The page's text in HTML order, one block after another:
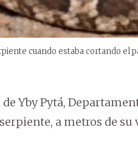
cuando estaba cortando el
Yby Pytá,
a metros de